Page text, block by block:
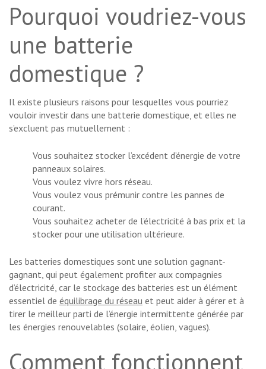
Pourquoi voudriez-vous
une batterie
domestique ?
Il existe plusieurs raisons pour lesquelles vous pourriez
vouloir investir dans une batterie domestique, et elles ne
s’excluent pas mutuellement :
Vous souhaitez stocker l’excédent d’énergie de votre
panneaux solaires.
Vous voulez vivre hors réseau.
Vous voulez vous prémunir contre les pannes de
courant.
Vous souhaitez acheter de l’électricité à bas prix et la
stocker pour une utilisation ultérieure.
Les batteries domestiques sont une solution gagnant-
gagnant, qui peut également profiter aux compagnies
d’électricité, car le stockage des batteries est un élément
essentiel de équilibrage du réseau et peut aider à gérer et à
tirer le meilleur parti de l’énergie intermittente générée par
les énergies renouvelables (solaire, éolien, vagues).
Comment fonctionnent